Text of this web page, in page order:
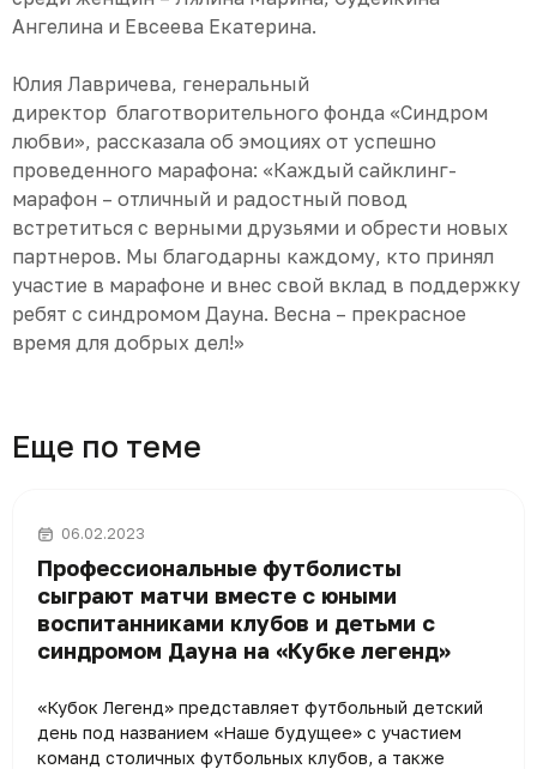
Ангелина и Евсеева Екатерина.
Юлия Лавричева, генеральный
директор благотворительного фонда «Синдром
любви», рассказала об эмоциях от успешно
проведенного марафона: «Каждый сайклинг-
марафон – отличный и радостный повод
встретиться с верными друзьями и обрести новых
партнеров. Мы благодарны каждому, кто принял
участие в марафоне и внес свой вклад в поддержку
ребят с синдромом Дауна. Весна – прекрасное
время для добрых дел!»
Еще по теме
06.02.2023
Профессиональные футболисты
сыграют матчи вместе с юными
воспитанниками клубов и детьми с
синдромом Дауна на «Кубке легенд»
«Кубок Легенд» представляет футбольный детский
день под названием «Наше будущее» с участием
команд столичных футбольных клубов, а также